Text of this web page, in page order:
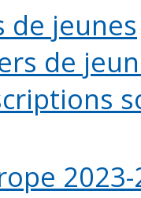
de jeunes
de